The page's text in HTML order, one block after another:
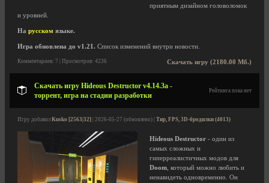
приятным дизайном головоломок
и уровней.
На русском языке.
Игра обновлена до v1.21. Список изменений внутри новости.
Скачать игру (2180.00 Мб.)
Комментариев: 7 | Просмотров: 4236
Скачать игру Hideous Destructor v4.14.3a -
торрент, игра на стадии разработки
Рейтинга пока нет
Игру добавил Kusko [2563|32] | 2026-05-27 (обновлено) | Тир, FPS, 3D-бродилки (4013)
Hideous Destructor - один из
самых сложных и
гиперреалистичных модов для
Doom , который можно любить и
ненавидеть одновременно. Он